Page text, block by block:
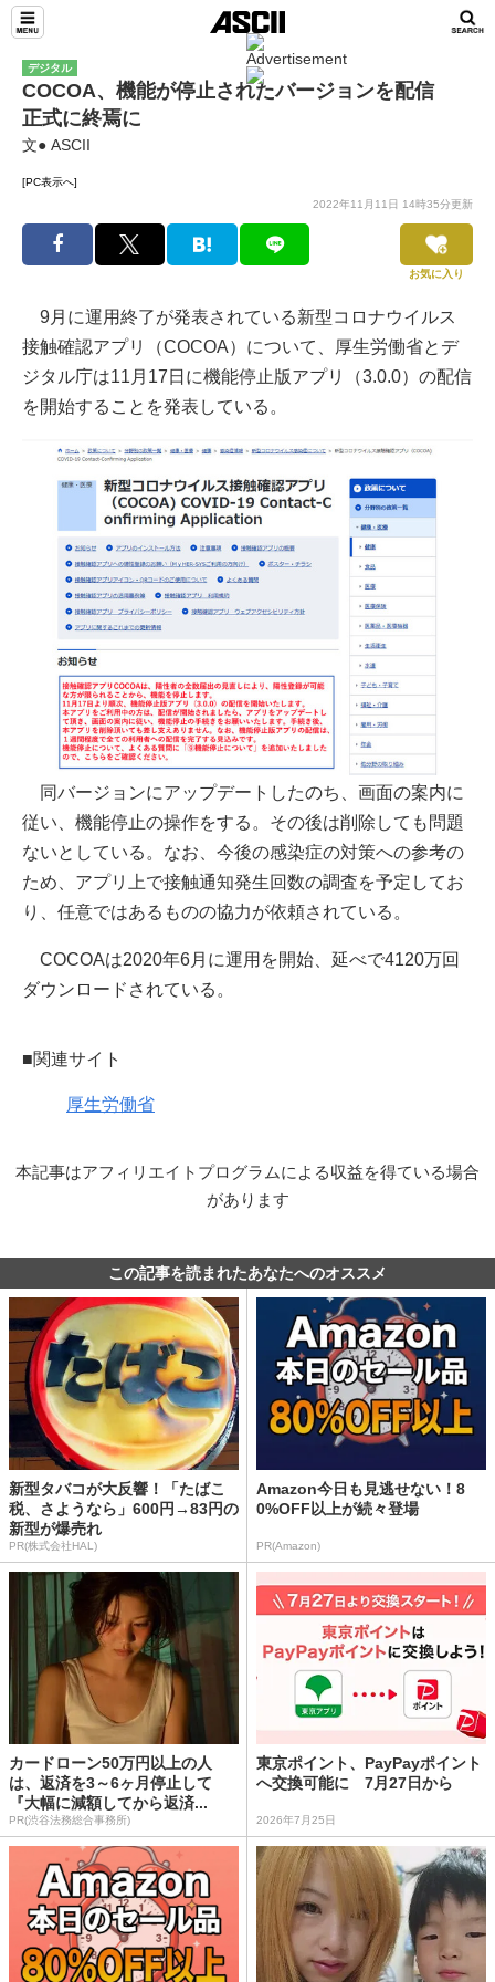
デジタル
COCOA、機能が停止されたバージョンを配信
正式に終焉に
文● ASCII
[PC表示へ]
2022年11月11日 14時35分更新
お気に入り
9月に運用終了が発表されている新型コロナウイルス
接触確認アプリ（COCOA）について、厚生労働省とデ
ジタル庁は11月17日に機能停止版アプリ（3.0.0）の配信
を開始することを発表している。
同バージョンにアップデートしたのち、画面の案内に
従い、機能停止の操作をする。その後は削除しても問題
ないとしている。なお、今後の感染症の対策への参考の
ため、アプリ上で接触通知発生回数の調査を予定してお
り、任意ではあるものの協力が依頼されている。
COCOAは2020年6月に運用を開始、延べで4120万回
ダウンロードされている。
■関連サイト
厚生労働省
本記事はアフィリエイトプログラムによる収益を得ている場合
があります
この記事を読まれたあなたへのオススメ
新型タバコが大反響！「たばこ
税、さようなら」600円→83円の
新型が爆売れ
PR(株式会社HAL)
Amazon今日も見逃せない！8
0%OFF以上が続々登場
PR(Amazon)
カードローン50万円以上の人
は、返済を3～6ヶ月停止して
『大幅に減額してから返済...
PR(渋谷法務総合事務所)
東京ポイント、PayPayポイント
へ交換可能に 7月27日から
2026年7月25日